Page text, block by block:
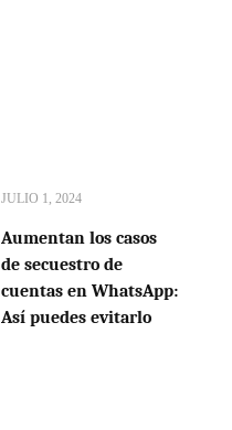
JULIO 1, 2024
Aumentan los casos
de secuestro de
cuentas en WhatsApp:
Así puedes evitarlo